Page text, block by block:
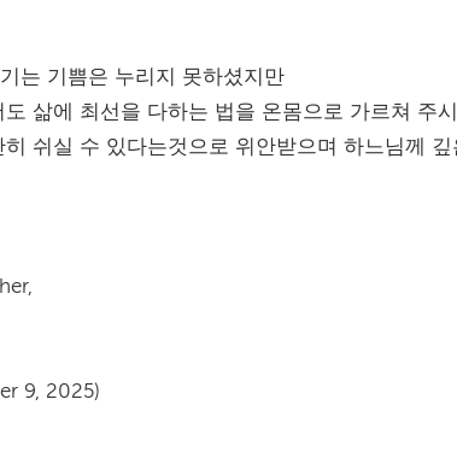
는 기쁨은 누리지 못하셨지만
삶에 최선을 다하는 법을 온몸으로 가르쳐 주
쉬실 수 있다는것으로 위안받으며 하느님께
9, 2025)